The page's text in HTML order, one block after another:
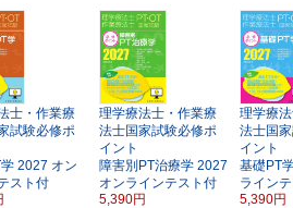
士・作業療
試験必修ポ
2027 オン
スト付
理学療法士・作業療
法士国家試験必修ポ
イント
障害別PT治療学 2027
オンラインテスト付
5,390円
理学療
法士国
イント
基礎PT
ライン
5,390円